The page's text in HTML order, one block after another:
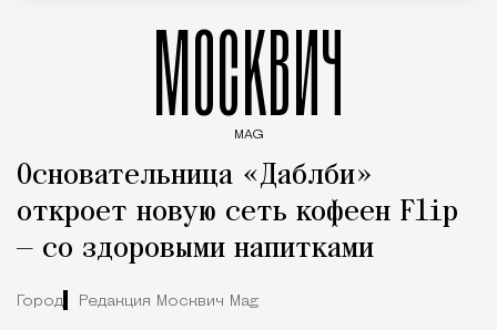
МОСКВИЧ
MAG
Основательница «Даблби»
откроет новую сеть кофеен Flip
— со здоровыми напитками
Город Редакция Москвич Mag